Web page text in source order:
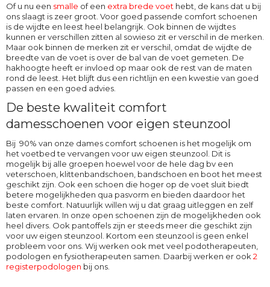
Of u nu een smalle of een extra brede voet hebt, de kans dat u bij
ons slaagt is zeer groot. Voor goed passende comfort schoenen
is de wijdte en leest heel belangrijk. Ook binnen de wijdtes
kunnen er verschillen zitten al sowieso zit er verschil in de merken.
Maar ook binnen de merken zit er verschil, omdat de wijdte de
breedte van de voet is over de bal van de voet gemeten. De
hakhoogte heeft er invloed op maar ook de rest van de maten
rond de leest. Het blijft dus een richtlijn en een kwestie van goed
passen en een goed advies.
De beste kwaliteit comfort
damesschoenen voor eigen steunzool
Bij 90% van onze dames comfort schoenen is het mogelijk om
het voetbed te vervangen voor uw eigen steunzool. Dit is
mogelijk bij alle groepen hoewel voor de hele dag bv een
veterschoen, klittenbandschoen, bandschoen en boot het meest
geschikt zijn. Ook een schoen die hoger op de voet sluit biedt
betere mogelijkheden qua pasvorm en bieden daardoor het
beste comfort. Natuurlijk willen wij u dat graag uitleggen en zelf
laten ervaren. In onze open schoenen zijn de mogelijkheden ook
heel divers. Ook pantoffels zijn er steeds meer die geschikt zijn
voor uw eigen steunzool. Kortom een steunzool is geen enkel
probleem voor ons. Wij werken ook met veel podotherapeuten,
podologen en fysiotherapeuten samen. Daarbij werken er ook 2
registerpodologen bij ons.